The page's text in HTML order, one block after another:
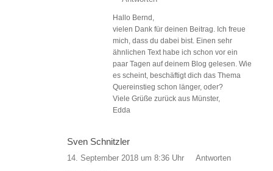
Hallo Bernd,
vielen Dank für deinen Beitrag. Ich freue
mich, dass du dabei bist. Einen sehr
ähnlichen Text habe ich schon vor ein
paar Tagen auf deinem Blog gelesen. Wie
es scheint, beschäftigt dich das Thema
Quereinstieg schon länger, oder?
Viele Grüße zurück aus Münster,
Edda
Sven Schnitzler
14. September 2018 um 8:36 Uhr Antworten